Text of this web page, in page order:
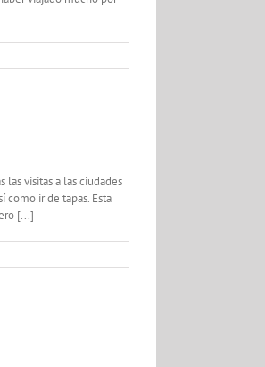
visitas a las ciudades
ir de tapas. Esta
[...]